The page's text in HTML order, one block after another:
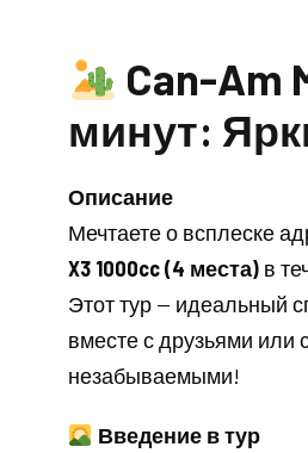
Can-Am
минут:
Описание
Мечтаете о всплеске
X3 1000cc (4 места) в
Этот тур — идеальный
вместе с друзьями или
незабываемыми!
Введение в тур